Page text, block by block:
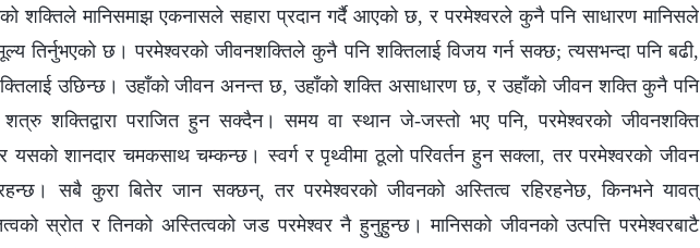
शक्तिले मानिसमाझ एकनासले सहारा प्रदान गर्दै आएको छ, र परमेश्‍वरले कुनै पनि साधारण मानिसले
तिर्नुभएको छ। परमेश्‍वरको जीवनशक्तिले कुनै पनि शक्तिलाई विजय गर्न सक्छ; त्यसभन्दा पनि बढी,
उछिन्छ। उहाँको जीवन अनन्त छ, उहाँको शक्ति असाधारण छ, र उहाँको जीवन शक्ति कुनै पनि
शत्रु शक्तिद्वारा पराजित हुन सक्दैन। समय वा स्थान जे-जस्तो भए पनि, परमेश्‍वरको जीवनशक्ति
यसको शानदार चमकसाथ चम्कन्छ। स्वर्ग र पृथ्वीमा ठूलो परिवर्तन हुन सक्ला, तर परमेश्‍वरको जीवन
रहन्छ। सबै कुरा बितेर जान सक्छन्, तर परमेश्‍वरको जीवनको अस्तित्व रहिरहनेछ, किनभने यावत्
स्रोत र तिनको अस्तित्वको जड परमेश्‍वर नै हुनुहुन्छ। मानिसको जीवनको उत्पत्ति परमेश्‍वरबाटै